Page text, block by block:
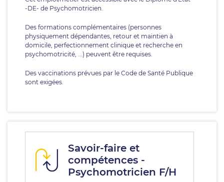
-DE- de Psychomotricien.
Des formations complémentaires (personnes
physiquement dépendantes, retour et maintien à
domicile, perfectionnement clinique et recherche en
psychomotricité, ...) peuvent être requises.
Des vaccinations prévues par le Code de Santé Publique
sont exigées.
Savoir-faire et
compétences -
Psychomotricien F/H